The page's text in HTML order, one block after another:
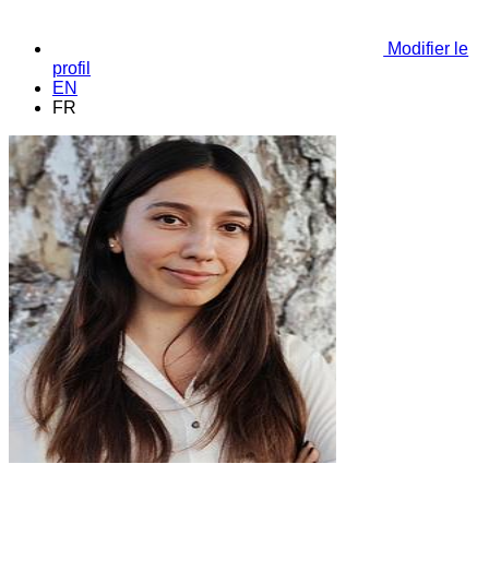
Modifier le
profil
EN
FR